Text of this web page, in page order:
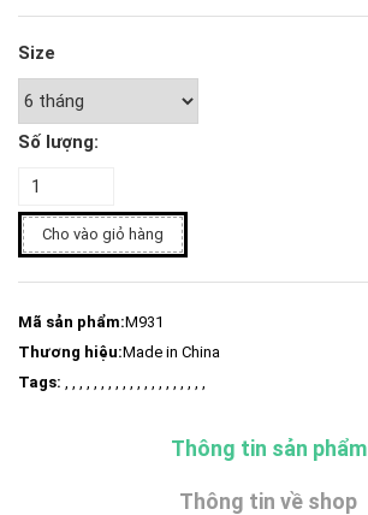
Size
Số lượng:
Cho vào giỏ hàng
Mã sản phẩm:M931
Thương hiệu:Made in China
Tags: , , , , , , , , , , , , , , , , , , , ,
Thông tin sản phẩm
Thông tin về shop